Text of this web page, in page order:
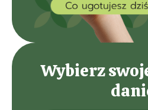
Wybierz